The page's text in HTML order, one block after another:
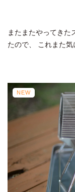
またまたやってき
たので、 これまた
NEW